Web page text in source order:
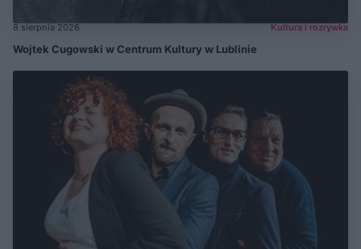
8 sierpnia 2026 Kultura i rozrywka
Wojtek Cugowski w Centrum Kultury w Lublinie